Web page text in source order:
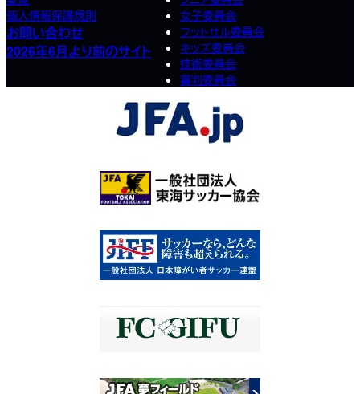
個人情報保護規則
お問い合わせ
2026年6月より前のサイト
女子委員会
フットサル委員会
キッズ委員会
技術委員会
審判委員会